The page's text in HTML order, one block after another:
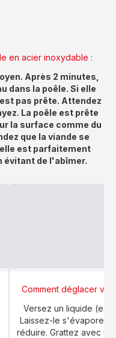
en acier inoxydable :
Après 2 minutes,
dans la poêle. Si elle
pas prête. Attendez
La poêle est prête
la surface comme du
que la viande se
est parfaitement
évitant de l'abîmer.
Comment déglacer
Versez un liquide (eau
Laissez-le s'évaporer
réduire. Grattez avec